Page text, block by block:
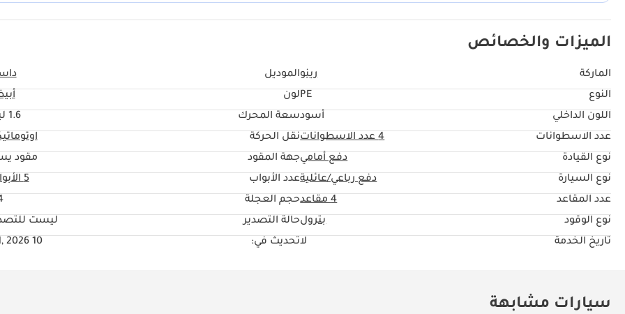
الميزات والخصائص
الماركة رينوالموديل
النوع
PEلون
اللون الداخلي
أسودسعة المحرك
1.6 ليتر
عدد الاسطوانات
4عدد الاسطواناتنقل الحركة
نوع القيادة
دفع أماميجهة المقود
مقود
نوع السيارة
دفع رباعي/عائليةعدد الأبواب
5 الأبواب
عدد المقاعد
4 مقاعد حجم العجلة
نوع الوقود
بترولحالة التصدير
ليست
تاريخ الخدمة
لاتحديث في: 10 Jul, 2026
سيارات مشابهة